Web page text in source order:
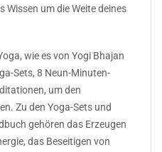
Wissen um die Weite deines
wie es von Yogi Bhajan
Sets, 8 Neun-Minuten-
um den
Zu den Yoga-Sets und
gehören das Erzeugen
das Beseitigen von